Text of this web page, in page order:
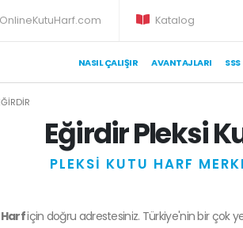
Katalog
NASIL ÇALIŞIR AVANTAJLARI SSS
Eğirdir Pleksi
PLEKSİ KUTU HARF
Harfiçin doğru adrestesiniz. Türkiye'nin bir çok